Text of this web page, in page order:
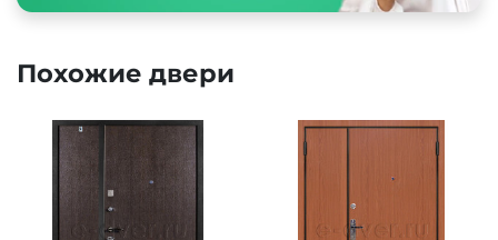
Похожие двери